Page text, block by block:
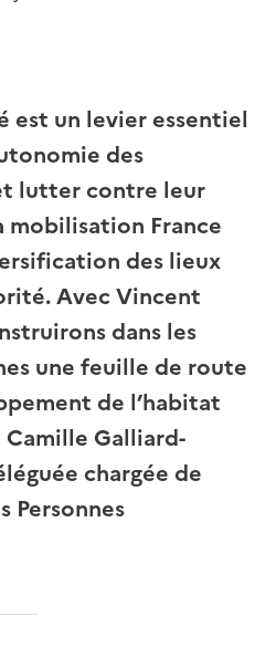
est un levier essentiel
des
lutter contre leur
mobilisation France
des lieux
Avec Vincent
dans les
une feuille de route
de l’habitat
Galliard-
chargée de
Personnes